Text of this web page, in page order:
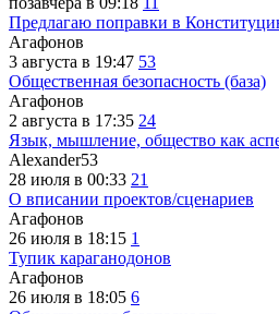
Предлагаю поправки в
Агафонов
3 августа в 19:47 53
Общественная безопасность (база)
Агафонов
2 августа в 17:35 24
Язык, мышление, общество как
Alexander53
28 июля в 00:33 21
О вписании проектов/сценариев
Агафонов
26 июля в 18:15 1
Тупик караганодонов
Агафонов
26 июля в 18:05 6